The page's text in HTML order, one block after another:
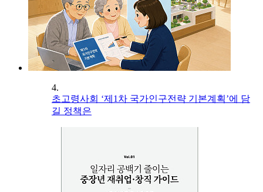
4.
초고령사회 ‘제1차 국가인구전략 기본계획’에 담
길 정책은